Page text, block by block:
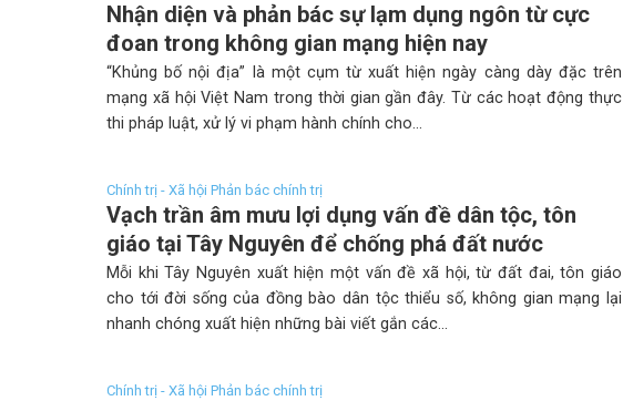
Nhận diện và phản bác sự lạm dụng ngôn từ cực
đoan trong không gian mạng hiện nay
“Khủng bố nội địa” là một cụm từ xuất hiện ngày càng dày đặc trên
mạng xã hội Việt Nam trong thời gian gần đây. Từ các hoạt động thực
thi pháp luật, xử lý vi phạm hành chính cho...
Chính trị - Xã hội Phản bác chính trị
Vạch trần âm mưu lợi dụng vấn đề dân tộc, tôn
giáo tại Tây Nguyên để chống phá đất nước
Mỗi khi Tây Nguyên xuất hiện một vấn đề xã hội, từ đất đai, tôn giáo
cho tới đời sống của đồng bào dân tộc thiểu số, không gian mạng lại
nhanh chóng xuất hiện những bài viết gắn các...
Chính trị - Xã hội Phản bác chính trị